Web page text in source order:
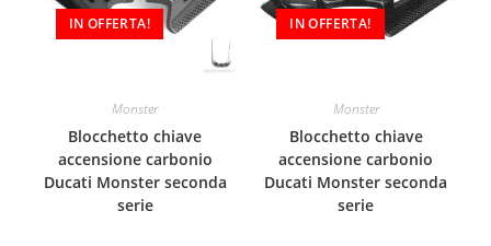
IN OFFERTA!
Monster
Blocchetto chiave
accensione carbonio
Ducati Monster seconda
serie
IN OFFERTA!
Monster
Blocchetto chiave
accensione carbonio
Ducati Monster seconda
serie